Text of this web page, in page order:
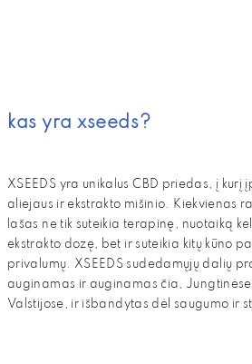
kas yra xseeds?
XSEEDS yra unikalus CBD priedas, į kurį
aliejaus ir ekstrakto mišinio. Kiekvienas
lašas ne tik suteikia terapinę, nuotaiką
ekstrakto dozę, bet ir suteikia kitų kūno
privalumų. XSEEDS sudedamųjų dalių
auginamas ir auginamas čia,
Valstijose, ir išbandytas dėl saugumo ir